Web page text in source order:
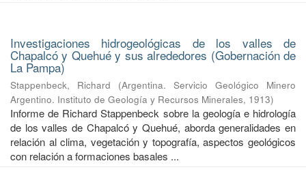
Investigaciones hidrogeológicas de los valles de
Chapalcó y Quehué y sus alrededores (Gobernación de
La Pampa)
Stappenbeck, Richard (Argentina. Servicio Geológico Minero
Argentino. Instituto de Geología y Recursos Minerales, 1913)
Informe de Richard Stappenbeck sobre la geología e hidrología
de los valles de Chapalcó y Quehué, aborda generalidades en
relación al clima, vegetación y topografía, aspectos geológicos
con relación a formaciones basales ...